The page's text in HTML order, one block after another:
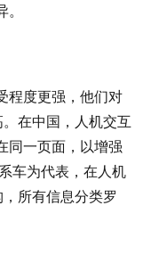
程度更强，他们对
在中国，人机交互
同一页面，以增强
车为代表，在人机
所有信息分类罗